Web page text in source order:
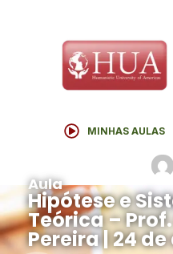
MINHAS AULAS
Aula
Hipótese e
Teórica –
Pereira | 24